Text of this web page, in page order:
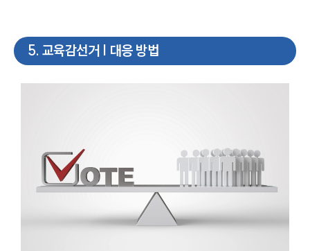
5. 교육감선거 | 대응 방법